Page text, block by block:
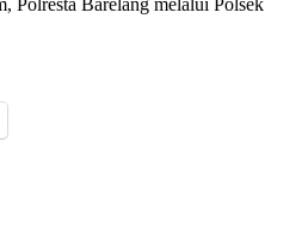
Polresta Barelang melalui Polsek